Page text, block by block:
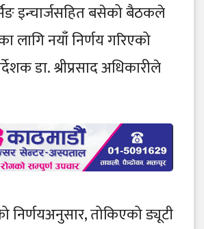
इन्चार्जसहित बसेको बैठकले
लागि नयाँ निर्णय गरिएको
डा. श्रीप्रसाद अधिकारीले
निर्णयअनुसार, तोकिएको ड्यूटी